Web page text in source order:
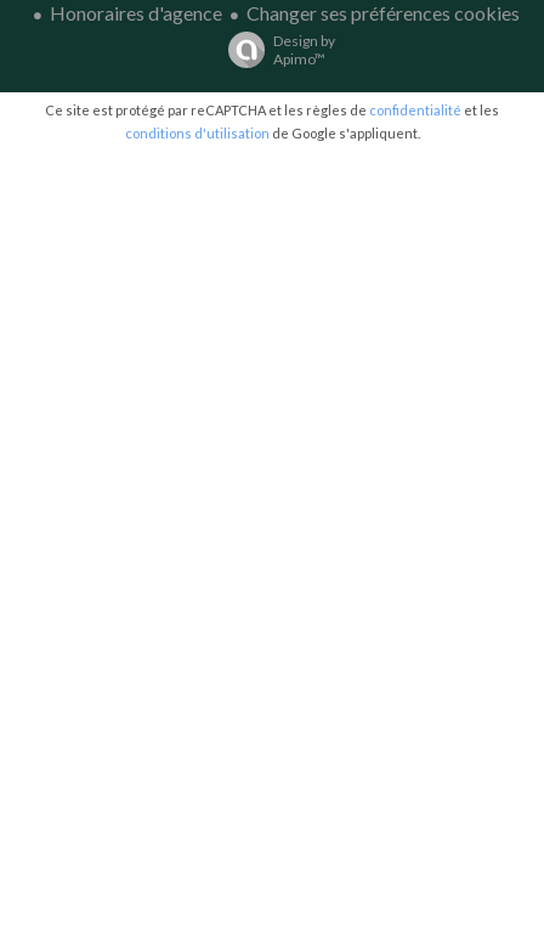
Honoraires d'agence
Changer ses préférences cookies
Design by
Apimo™
Ce site est protégé par reCAPTCHA et les règles de confidentialité et les
conditions d'utilisation de Google s'appliquent.